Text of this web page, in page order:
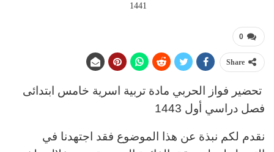
1441
0
Share
تحضير فواز الحربي مادة تربية اسرية خامس ابتدائى
فصل دراسي أول 1443
نقدم لكم نبذة عن هذا الموضوع فقد اجتهدنا في